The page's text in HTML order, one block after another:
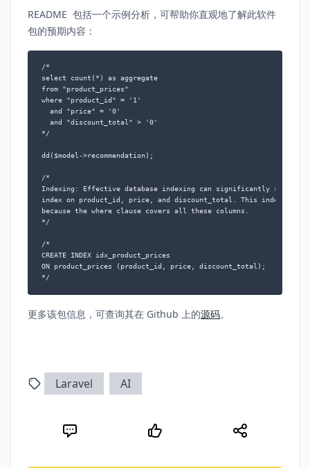
README 包括一个示例分析，可帮助你直观地了解此软件
包的预期内容：
/*
select count(*) as aggregate
from "product_prices"
where "product_id" = '1'
  and "price" = '0'
  and "discount_total" > '0'
*/
dd($model->recommendation);
/*
Indexing: Effective database indexing can significantly speed up
index on product_id, price, and discount_total. This index would
because the where clause covers all these columns.
*/
/*
CREATE INDEX idx_product_prices
ON product_prices (product_id, price, discount_total);
*/
更多该包信息，可查询其在 Github 上的源码。
Laravel AI